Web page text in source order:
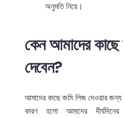
অনুমতি নিয়ে।
কেন আমাদের
দেবেন?
আমাদের কাছে জমি লিজ দেওয়ার
কারণ হলো আমাদের